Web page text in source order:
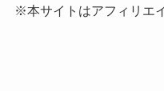
※本サイトはアフィリエ